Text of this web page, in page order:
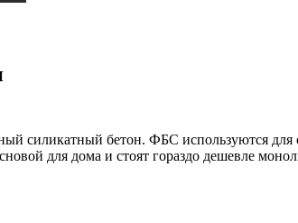
силикатный бетон. ФБС используются для
для дома и стоят гораздо дешевле